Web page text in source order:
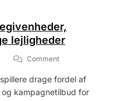
lejligheder
CommentOn
Mønter:
Sæsonbegivenheder,
drage fordel af
kampagnetilbud for